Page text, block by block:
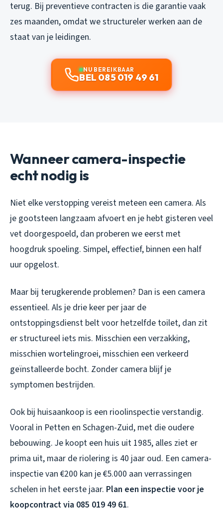
terug. Bij preventieve contracten is die garantie vaak
zes maanden, omdat we structureler werken aan de
staat van je leidingen.
NU BEREIKBAAR
BEL 085 019 49 61
Wanneer camera-inspectie
echt nodig is
Niet elke verstopping vereist meteen een camera. Als
je gootsteen langzaam afvoert en je hebt gisteren veel
vet doorgespoeld, dan proberen we eerst met
hoogdruk spoeling. Simpel, effectief, binnen een half
uur opgelost.
Maar bij terugkerende problemen? Dan is een camera
essentieel. Als je drie keer per jaar de
ontstoppingsdienst belt voor hetzelfde toilet, dan zit
er structureel iets mis. Misschien een verzakking,
misschien wortelingroei, misschien een verkeerd
geïnstalleerde bocht. Zonder camera blijf je
symptomen bestrijden.
Ook bij huisaankoop is een rioolinspectie verstandig.
Vooral in Petten en Schagen-Zuid, met die oudere
bebouwing. Je koopt een huis uit 1985, alles ziet er
prima uit, maar de riolering is 40 jaar oud. Een camera-
inspectie van €200 kan je €5.000 aan verrassingen
schelen in het eerste jaar. Plan een inspectie voor je
koopcontract via 085 019 49 61.